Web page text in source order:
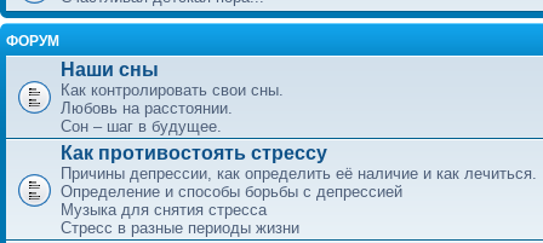
ФОРУМ
Наши сны
Как контролировать свои сны.
Любовь на расстоянии.
Сон – шаг в будущее.
Как противостоять стрессу
Причины депрессии, как определить её наличие и как лечиться.
Определение и способы борьбы с депрессией
Музыка для снятия стресса
Стресс в разные периоды жизни